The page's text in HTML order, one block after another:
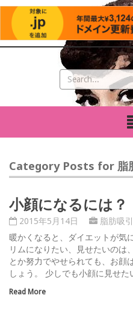
Category Posts for 脂
小顔になるには？
2015年5月14日
脂肪吸引
暖かくなると、ダイエットが気
リムになりたい、見せたいのは
とか努力でやせられても、お顔
しょう。 少しでも小顔に見せ
Read More